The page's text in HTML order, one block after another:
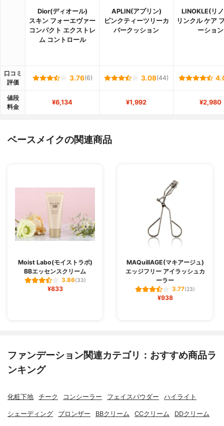
Dior(ディオール)
スキン フォーエヴァー
コンパクト エクストレ
ム コントロール
APLIN(アプリン)
ピンクティーツリーカ
バークッション
LINOKLE(リ
リンクル ケア
ーション
口コミ
評価
3.76(6) 3.08(44)
値段
料金
¥6,134 ¥1,992 ¥2,980
ベースメイクの関連商品
Moist Labo(モイストラボ)
BBエッセンスクリーム
3.86(33)
¥833
MAQuillAGE(マキアージュ)
エッジフリー アイラッシュカ
ーラー
3.77(23)
¥938
ファンデーション関連カテゴリ：おすすめ商品ラ
ンキング
化粧下地 チーク コンシーラー フェイスパウダー ハイライト
シェーディング ブロンザー BBクリーム CCクリーム DDクリーム